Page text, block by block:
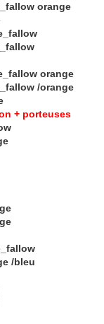
orange
orange
/orange
+ porteuses
/bleu